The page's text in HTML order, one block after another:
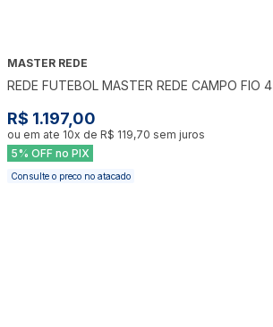
MASTER REDE
REDE FUTEBOL MASTER REDE CAMPO FIO 4
R$ 1.197,00
ou em ate 10x de R$ 119,70 sem juros
5% OFF no PIX
Consulte o preco no atacado